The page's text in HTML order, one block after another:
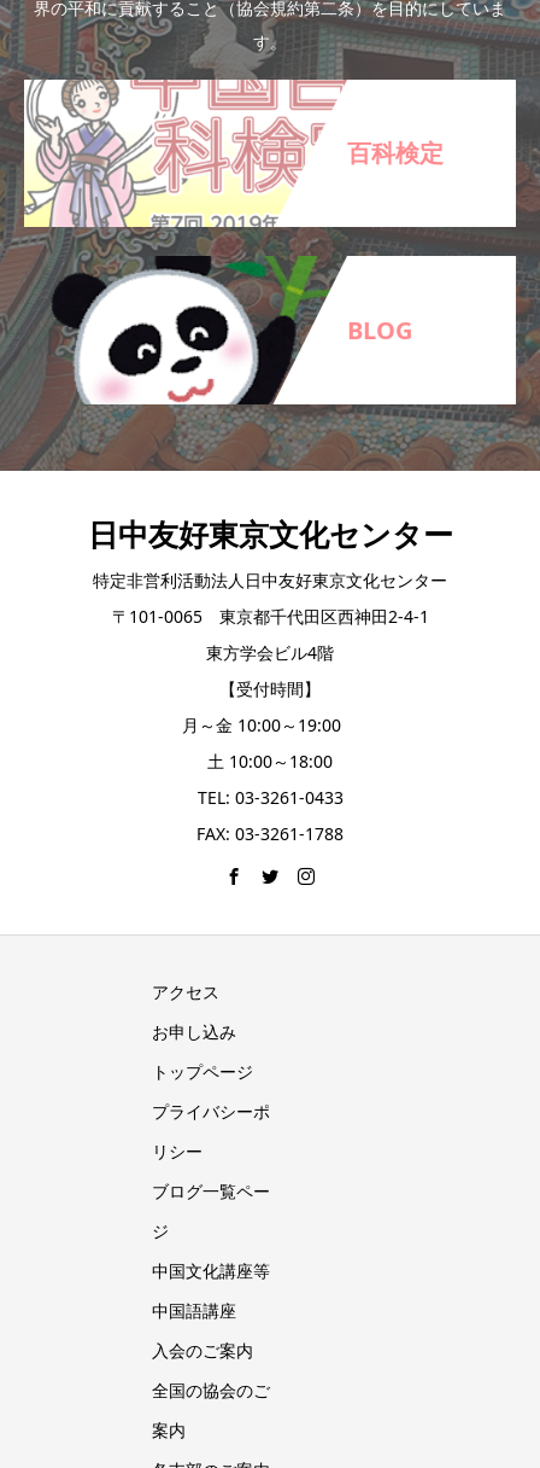
界の平和に貢献すること（協会規約第二条）を目的にしていま
す。
百科検定
BLOG
日中友好東京文化センター
特定非営利活動法人日中友好東京文化センター
〒101-0065 東京都千代田区西神田2-4-1
東方学会ビル4階
【受付時間】
月～金 10:00～19:00
土 10:00～18:00
TEL: 03-3261-0433
FAX: 03-3261-1788
アクセス
お申し込み
トップページ
プライバシーポ
リシー
ブログ一覧ペー
ジ
中国文化講座等
中国語講座
入会のご案内
全国の協会のご
案内